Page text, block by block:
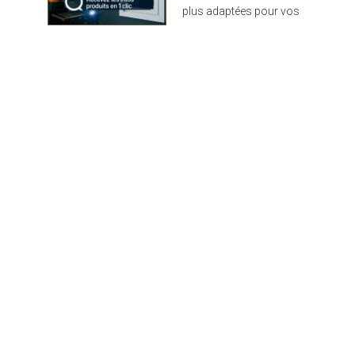
plus adaptées pour vos